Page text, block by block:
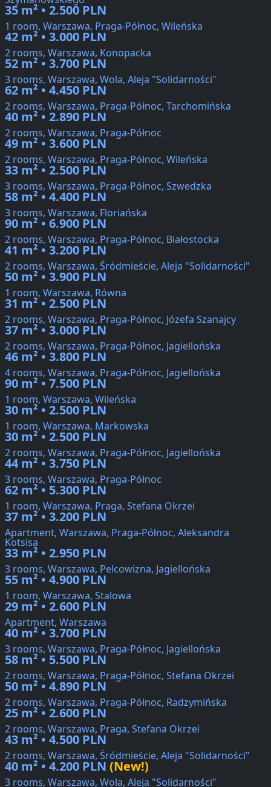
35 m² • 2.500 PLN
1 room, Warszawa, Praga-Północ, Wileńska
42 m² • 3.000 PLN
2 rooms, Warszawa, Konopacka
52 m² • 3.700 PLN
3 rooms, Warszawa, Wola, Aleja "Solidarności"
62 m² • 4.450 PLN
2 rooms, Warszawa, Praga-Północ, Tarchomińska
40 m² • 2.890 PLN
2 rooms, Warszawa, Praga-Północ
49 m² • 3.600 PLN
2 rooms, Warszawa, Praga-Północ, Wileńska
33 m² • 2.500 PLN
3 rooms, Warszawa, Praga-Północ, Szwedzka
58 m² • 4.400 PLN
3 rooms, Warszawa, Floriańska
90 m² • 6.900 PLN
2 rooms, Warszawa, Praga-Północ, Białostocka
41 m² • 3.200 PLN
2 rooms, Warszawa, Śródmieście, Aleja "Solidarności"
50 m² • 3.900 PLN
1 room, Warszawa, Równa
31 m² • 2.500 PLN
2 rooms, Warszawa, Praga-Północ, Józefa Szanajcy
37 m² • 3.000 PLN
2 rooms, Warszawa, Praga-Północ, Jagiellońska
46 m² • 3.800 PLN
4 rooms, Warszawa, Praga-Północ, Jagiellońska
90 m² • 7.500 PLN
1 room, Warszawa, Wileńska
30 m² • 2.500 PLN
1 room, Warszawa, Markowska
30 m² • 2.500 PLN
2 rooms, Warszawa, Praga-Północ, Jagiellońska
44 m² • 3.750 PLN
3 rooms, Warszawa, Praga-Północ
62 m² • 5.300 PLN
1 room, Warszawa, Praga, Stefana Okrzei
37 m² • 3.200 PLN
Apartment, Warszawa, Praga-Północ, Aleksandra
Kotsisa
33 m² • 2.950 PLN
3 rooms, Warszawa, Pelcowizna, Jagiellońska
55 m² • 4.900 PLN
1 room, Warszawa, Stalowa
29 m² • 2.600 PLN
Apartment, Warszawa
40 m² • 3.700 PLN
3 rooms, Warszawa, Praga-Północ, Jagiellońska
58 m² • 5.500 PLN
2 rooms, Warszawa, Praga-Północ, Stefana Okrzei
50 m² • 4.890 PLN
2 rooms, Warszawa, Praga-Północ, Radzymińska
25 m² • 2.600 PLN
2 rooms, Warszawa, Praga, Stefana Okrzei
43 m² • 4.500 PLN
2 rooms, Warszawa, Śródmieście, Aleja "Solidarności"
40 m² • 4.200 PLN (New!)
3 rooms, Warszawa, Wola, Aleja "Solidarności"